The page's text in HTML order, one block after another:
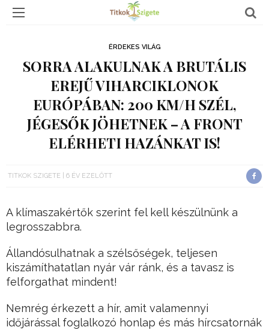
ÉRDEKES VILÁG
SORRA ALAKULNAK A BRUTÁLIS
EREJŰ VIHARCIKLONOK
EURÓPÁBAN: 200 KM/H SZÉL,
JÉGESŐK JÖHETNEK – A FRONT
ELÉRHETI HAZÁNKAT IS!
TITKOK SZIGETE 6 ÉV EZELŐTT
A klímaszakértők szerint fel kell készülnünk a
legrosszabbra.
Állandósulhatnak a szélsőségek, teljesen
kiszámíthatatlan nyár vár ránk, és a tavasz is
felforgathat mindent!
Nemrég érkezett a hír, amit valamennyi
időjárással foglalkozó honlap és más hírcsatornák